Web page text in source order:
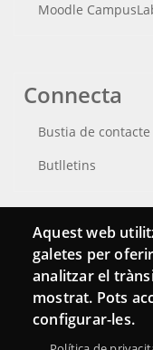
Moodle
Connecta
Bustia de contacte
Butlletins
Aquest web
galetes per
analitzar el
mostrat. Pots
configurar-les.